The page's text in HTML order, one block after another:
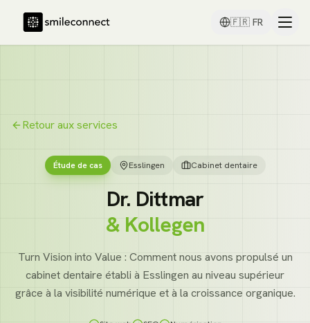
🇫🇷 FR
Retour aux services
Étude de cas Esslingen Cabinet dentaire
Dr. Dittmar
& Kollegen
Turn Vision into Value : Comment nous avons propulsé un
cabinet dentaire établi à Esslingen au niveau supérieur
grâce à la visibilité numérique et à la croissance organique.